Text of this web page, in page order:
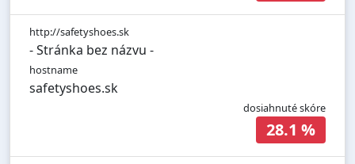
http://safetyshoes.sk
- Stránka bez názvu -
hostname
safetyshoes.sk
dosiahnuté skóre
28.1 %